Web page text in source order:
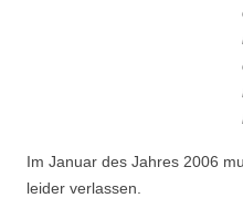
Im Januar des Jahres 2006
leider verlassen.